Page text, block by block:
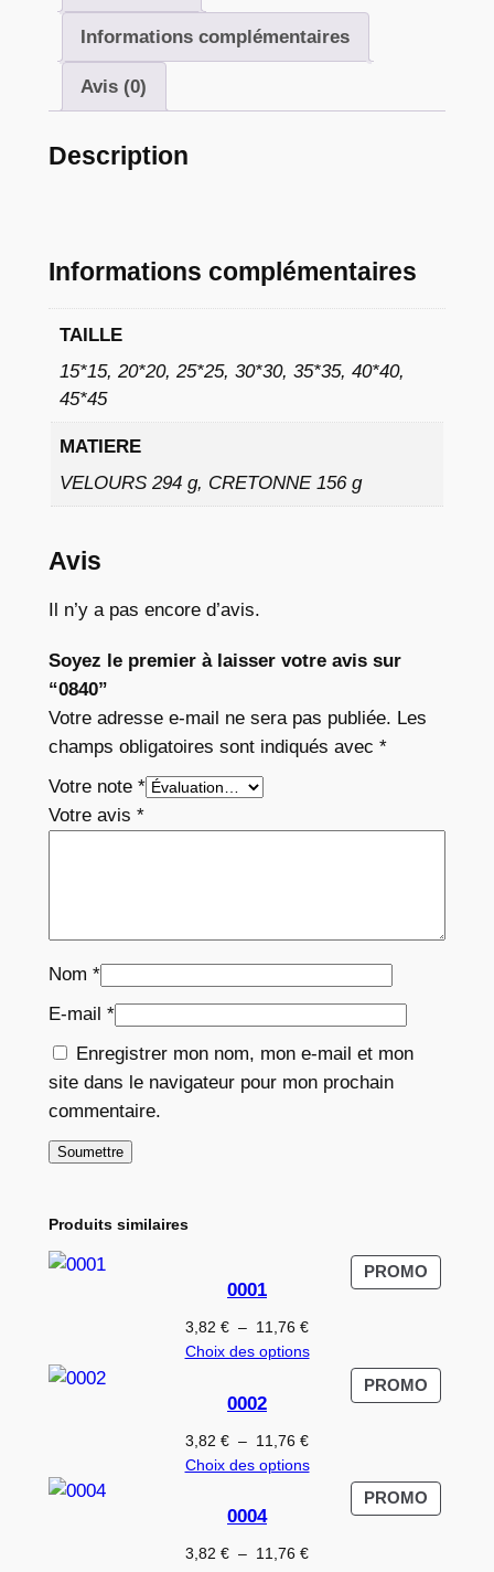
à
2
Informations complémentaires
Avis (0)
Description
Informations complémentaires
TAILLE
15*15, 20*20, 25*25, 30*30, 35*35, 40*40,
45*45
MATIERE
VELOURS 294 g, CRETONNE 156 g
Avis
Il n’y a pas encore d’avis.
Soyez le premier à laisser votre avis sur
“0840”
Votre adresse e-mail ne sera pas publiée. Les
champs obligatoires sont indiqués avec *
Votre note *
Votre avis *
Nom *
E-mail *
Enregistrer mon nom, mon e-mail et mon
site dans le navigateur pour mon prochain
commentaire.
Produits similaires
PROMO
EN
0001
3,82 € – 11,76 €Plage
de
3,82 €
11,76 €
Choix des options
PROMO
EN
0002
3,82 € – 11,76 €Plage
de
3,82 €
11,76 €
Choix des options
PROMO
EN
0004
3,82 € – 11,76 €Plage